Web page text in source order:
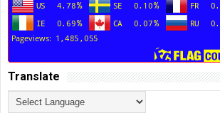
Translate